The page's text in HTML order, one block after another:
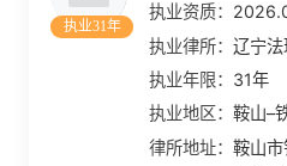
执业31年
执业资质：
执业律所：辽宁
执业年限： 31年
执业地区：鞍山–
律所地址：鞍山